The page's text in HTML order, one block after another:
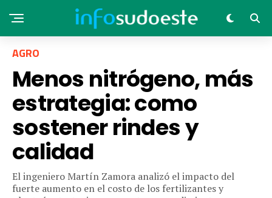
AGRO
Menos nitrógeno, más
estrategia: como
sostener rindes y
calidad
El ingeniero Martín Zamora analizó el impacto del
fuerte aumento en el costo de los fertilizantes y